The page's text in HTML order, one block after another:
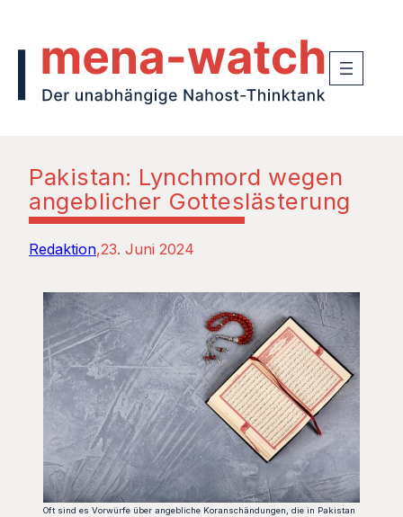
Pakistan: Lynchmord wegen
angeblicher Gotteslästerung
Redaktion 23. Juni 2024
Oft sind es Vorwürfe über angebliche Koranschändungen, die in Pakistan